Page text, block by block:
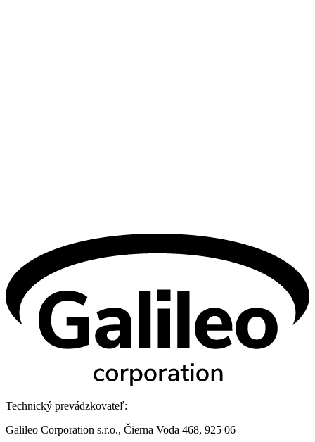
Technický prevádzkovateľ:
Galileo Corporation s.r.o., Čierna Voda 468, 925 06